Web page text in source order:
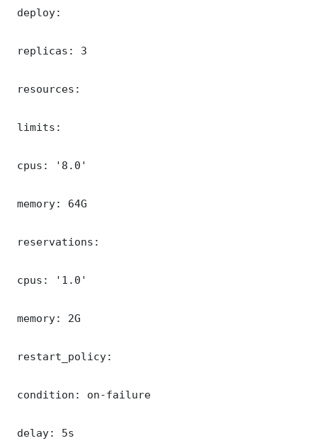
deploy:
replicas: 3
resources:
limits:
cpus: '8.0'
memory: 64G
reservations:
cpus: '1.0'
memory: 2G
restart_policy:
condition: on-failure
delay: 5s